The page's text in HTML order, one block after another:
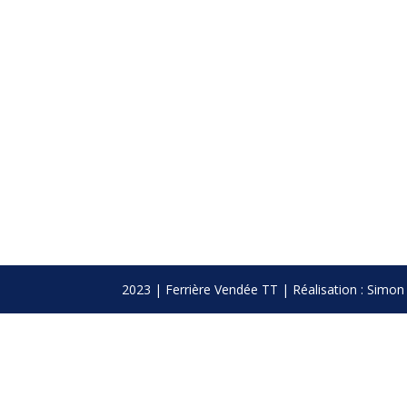
2023 | Ferrière Vendée TT | Réalisation : Simon